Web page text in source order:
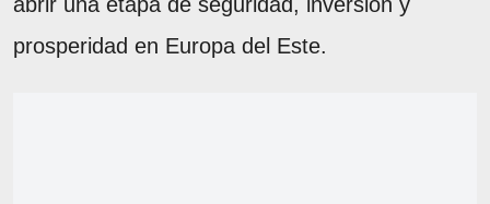
prosperidad en Europa del Este.